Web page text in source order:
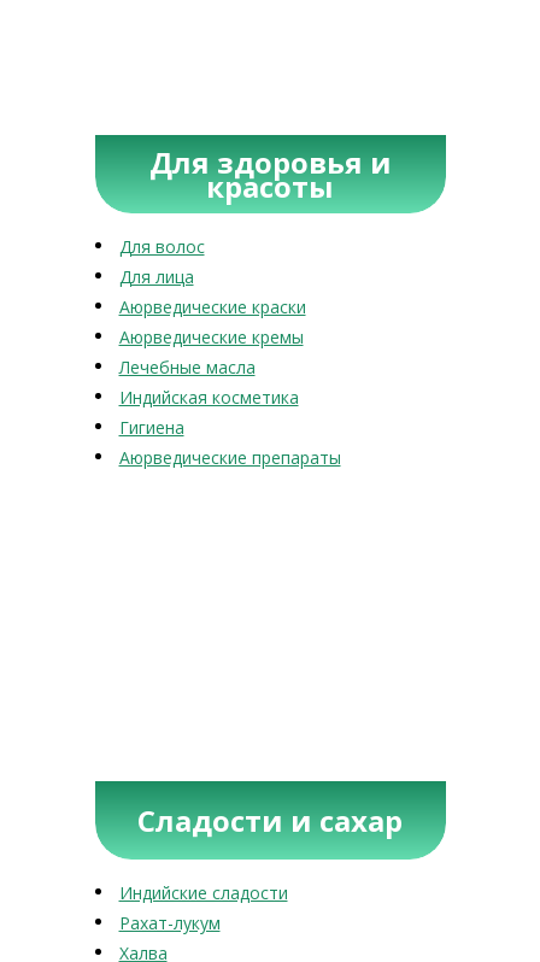
Для здоровья и
красоты
Для волос
Для лица
Аюрведические краски
Аюрведические кремы
Лечебные масла
Индийская косметика
Гигиена
Аюрведические препараты
Сладости и сахар
Индийские сладости
Рахат-лукум
Халва